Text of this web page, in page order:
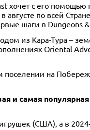
хочет с его
по всей
шаги в Dungeons &
из Кара-Тура –
Oriental
на
и самая
(США), а в